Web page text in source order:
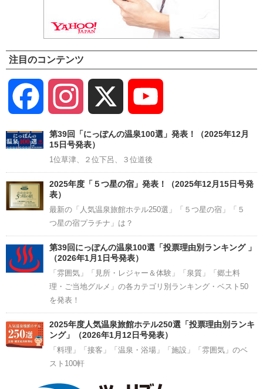
注目のコンテンツ
Facebook Instagram
Channel
第39回「にっぽんの温泉100選」発表！（2025年12月
15日号発表）
1位草津、２位下呂、３位道後
2025年度「５つ星の宿」発表！（2025年12月15日号発
表）
最新の「人気温泉旅館ホテル250選」「５つ星の宿」「５
つ星の宿プラチナ」は？
第39回にっぽんの温泉100選「投票理由別ランキング 」
（2026年1月1日号発表）
「雰囲気」「見所・レジャー＆体験」「泉質」「郷土料
理・ご当地グルメ」の各カテゴリ別ランキング・ベスト50
を発表！
2025年度人気温泉旅館ホテル250選「投票理由別ランキ
ング」（2026年1月12日号発表）
「料理」「接客」「温泉・浴場」「施設」「雰囲気」のベ
スト100軒